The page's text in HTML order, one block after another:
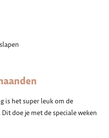
is het super leuk om de
doe je met de speciale weken